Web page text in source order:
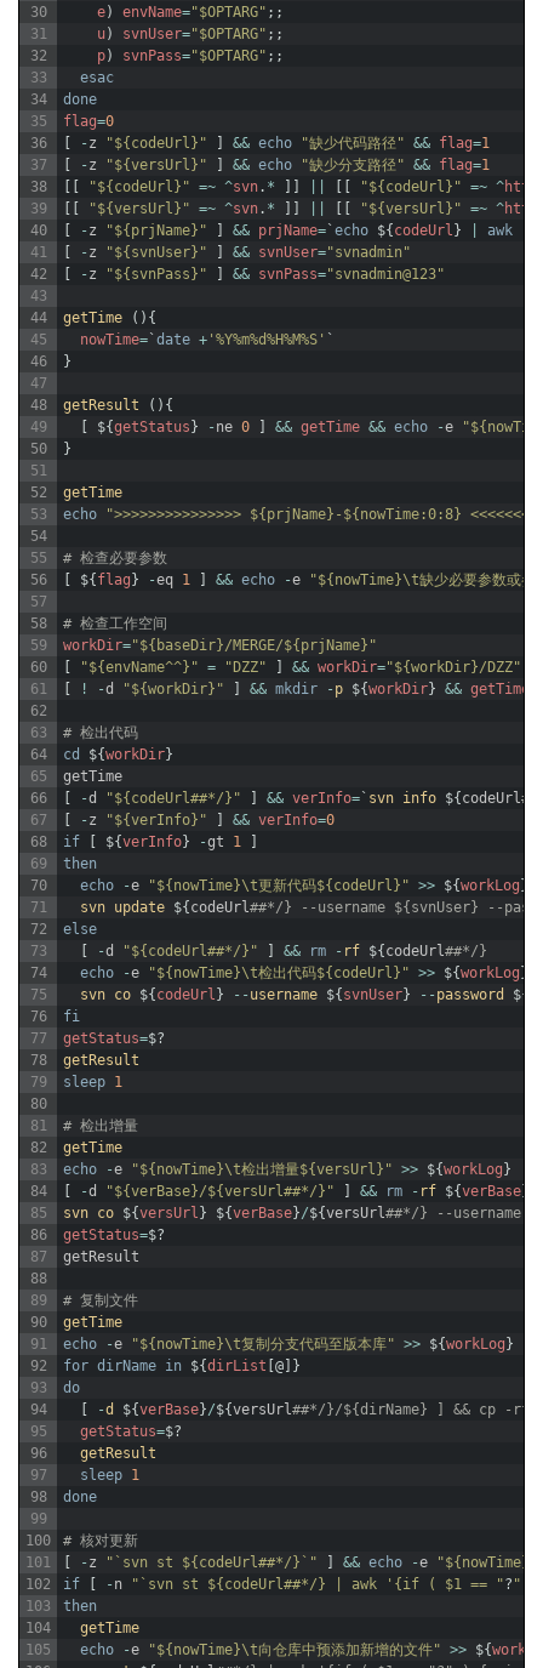
30
31
32
33
34
35
36
37
38
39
40
41
42
43
44
45
46
47
48
49
50
51
52
53
54
55
56
57
58
59
60
61
62
63
64
65
66
67
68
69
70
71
72
73
74
75
76
77
78
79
80
81
82
83
84
85
86
87
88
89
90
91
92
93
94
95
96
97
98
99
100
101
102
103
104
105
e) envName="$OPTARG" ; ;
u) svnUser="$OPTARG" ; ;
p) svnPass="$OPTARG" ; ;
esac
done
flag=0
-z "${codeUrl}" && echo "缺少代码路径" && flag=1
- z "${versUrl}" && echo "缺少分支路径" && flag=1
"${codeUrl}" =~ ^svn. * "${codeUrl}" =~ ^http
"${versUrl}" =~ ^svn. * "${versUrl}" =~ ^http
-z "${prjName}" && prjName= ` echo ${ codeUrl } awk
- z "${svnUser}" && svnUser="svnadmin"
-z "${svnPass}" && svnPass="svnadmin@123"
getTime ( ) {
nowTime= ` date + '%Y%m%d%H%M%S' `
}
getResult ( ) {
${getStatus } - ne 0 && getTime && echo -e
}
getTime
echo
">>>>>>>>>>>>>>> ${prjName}-${nowTime:0:8}
# 检查必要参数
${ flag } -eq 1 && echo -e "${nowTime}\t缺少必要参数或参
# 检查工作空间
workDir="${baseDir}/MERGE/${prjName}"
"${envName^^}" = "DZZ" && workDir="${workDir}/DZZ"
! -d "${workDir}" && mkdir - p ${workDir} && getTime
# 检出代码
cd
${workDir}
getTime
-d "${codeUrl##*/}" && verInfo= ` svn info ${ codeUrl
- z "${verInfo}" && verInfo=0
if
${verInfo} -gt 1
then
echo
-e "${nowTime}\t更新代码${codeUrl}" >> ${workLog }
svn update ${ codeUrl##*/} --username ${svnUser} --
else
-d "${codeUrl##*/}" && rm - rf ${ codeUrl##*/}
echo
-e "${nowTime}\t检出代码${codeUrl}" >> ${workLog }
svn co ${ codeUrl } -- username ${ svnUser} -- password ${
fi
getStatus=$?
getResult
sleep 1
# 检出增量
getTime
echo
-e "${nowTime}\t检出增量${versUrl}" >> ${workLog }
-d "${verBase}/${versUrl##*/}" && rm - rf ${verBase
svn co ${versUrl } ${verBase}/${versUrl##*/} --username
getStatus=$?
getResult
# 复制文件
getTime
echo
-e "${nowTime}\t复制分支代码至版本库" >> ${workLog }
for dirName in ${dirList @
}
do
-d ${verBase}/${versUrl##*/}/${dirName} ] && cp -rf
getStatus=$?
getResult
sleep 1
done
# 核对更新
- z "`svn st ${codeUrl##*/}`" && echo -e
if
-n "`svn st ${codeUrl##*/} | awk '{if ( $1 == "? " )
then
getTime
echo
-e "${nowTime}\t向仓库中预添加新增的文件" >> ${